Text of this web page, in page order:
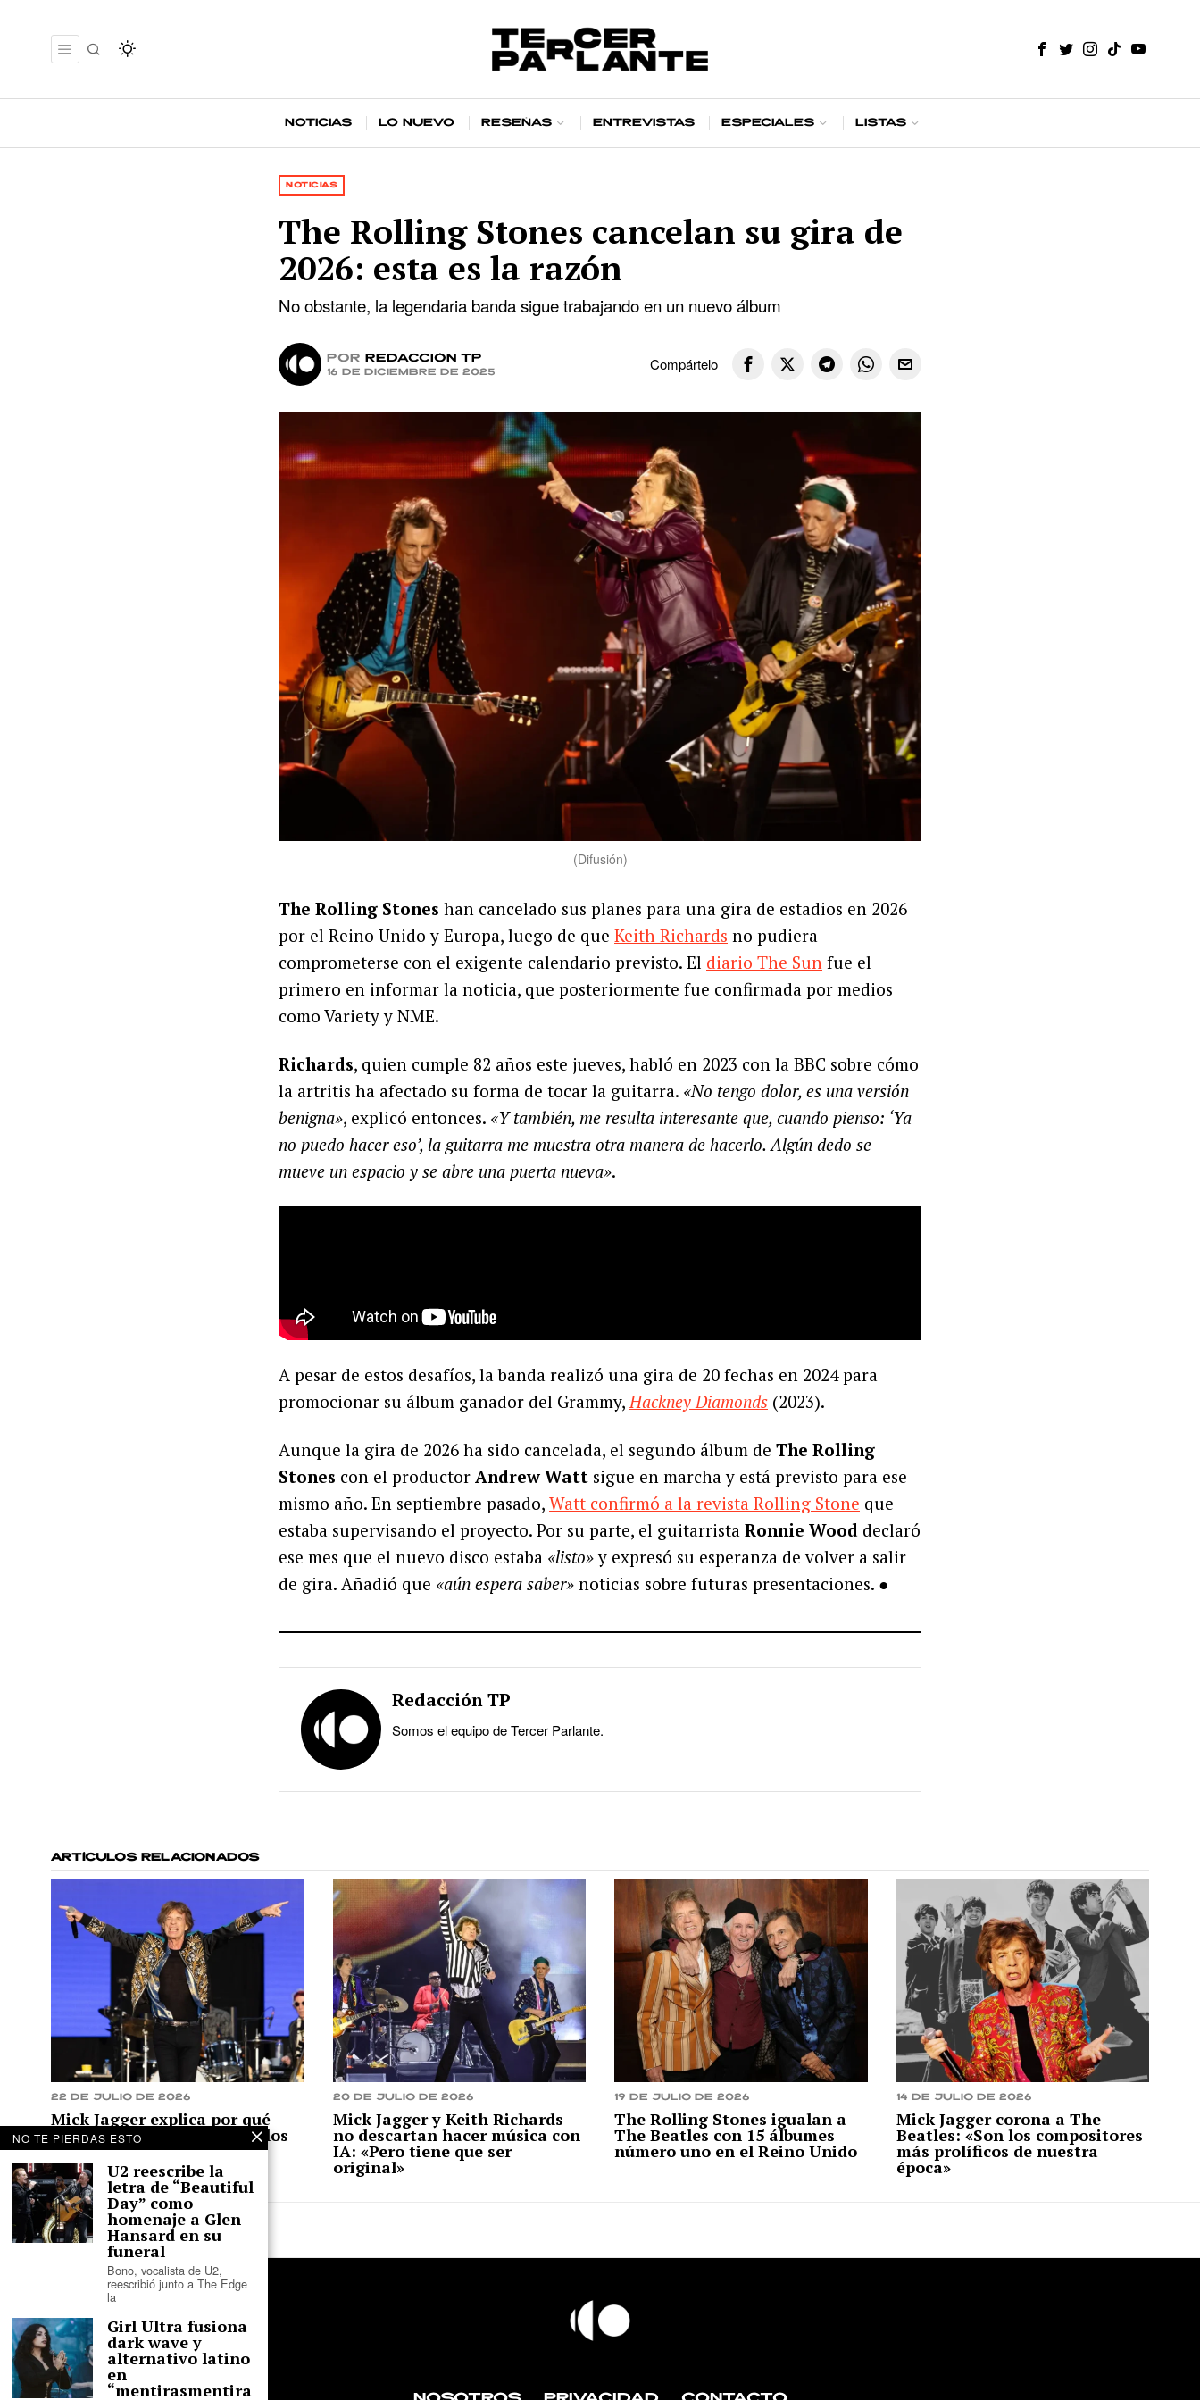
Noticias Lo nuevo Reseñas Entrevistas Especiales Listas
NOTICIAS
The Rolling Stones cancelan su gira de
2026: esta es la razón
No obstante, la legendaria banda sigue trabajando en un nuevo álbum
por Redacción TP
16 de diciembre de 2025 Compártelo
(Difusión)
The Rolling Stones han cancelado sus planes para una gira de estadios en 2026
por el Reino Unido y Europa, luego de que Keith Richards no pudiera
comprometerse con el exigente calendario previsto. El diario The Sun fue el
primero en informar la noticia, que posteriormente fue confirmada por medios
como Variety y NME.
Richards, quien cumple 82 años este jueves, habló en 2023 con la BBC sobre cómo
la artritis ha afectado su forma de tocar la guitarra. «No tengo dolor, es una versión
benigna», explicó entonces. «Y también, me resulta interesante que, cuando pienso: ‘Ya
no puedo hacer eso’, la guitarra me muestra otra manera de hacerlo. Algún dedo se
mueve un espacio y se abre una puerta nueva».
A pesar de estos desafíos, la banda realizó una gira de 20 fechas en 2024 para
promocionar su álbum ganador del Grammy,Hackney Diamonds (2023).
Aunque la gira de 2026 ha sido cancelada, el segundo álbum de The Rolling
Stones con el productor Andrew Watt sigue en marcha y está previsto para ese
mismo año. En septiembre pasado, Watt confirmó a la revista Rolling Stone que
estaba supervisando el proyecto. Por su parte, el guitarrista Ronnie Wood declaró
ese mes que el nuevo disco estaba «listo»y expresó su esperanza de volver a salir
de gira. Añadió que «aún espera saber» noticias sobre futuras presentaciones. ●
Redacción TP
Somos el equipo de Tercer Parlante.
ARTÍCULOS RELACIONADOS
22 de julio de 2026
Mick Jagger explica por qué
evita hablar de política en los
shows de los Stones: «No
sermoneamos»
20 de julio de 2026
Mick Jagger y Keith Richards
no descartan hacer música con
IA: «Pero tiene que ser
original»
19 de julio de 2026
The Rolling Stones igualan a
The Beatles con 15 álbumes
número uno en el Reino Unido
14 de julio de 2026
Mick Jagger corona a The
Beatles: «Son los compositores
más prolíficos de nuestra
época»
NO TE PIERDAS ESTO
U2 reescribe la
letra de “Beautiful
Day” como
homenaje a Glen
Hansard en su
funeral
Bono, vocalista de U2,
reescribió junto a The Edge
la
Girl Ultra fusiona
dark wave y
alternativo latino
en
“mentirasmentira